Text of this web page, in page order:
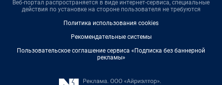
Веб-портал распространяется в виде интернет-сервиса, специальные
действия по установке на стороне пользователя не требуются
Политика использования cookies
Рекомендательные системы
Пользовательское соглашение сервиса «Подписка без баннерной
рекламы»